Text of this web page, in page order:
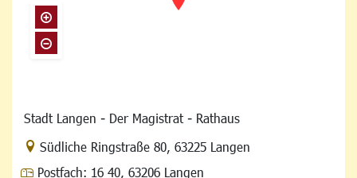
Stadt Langen - Der Magistrat - Rathaus
Link zur Google-Maps Navigation
Südliche Ringstraße 80, 63225 Langen
Postfach: 16 40, 63206 Langen